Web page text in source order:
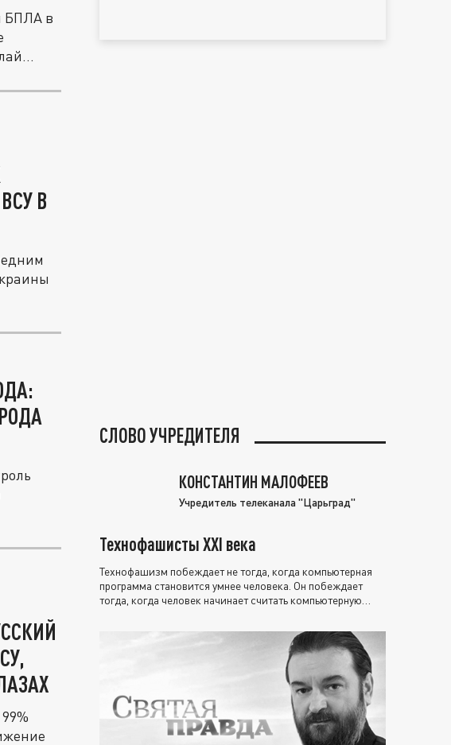
БПЛА в
В
СЛОВО УЧРЕДИТЕЛЯ
КОНСТАНТИН МАЛОФЕЕВ
Учредитель телеканала "Царьград"
Технофашисты XXI века
Технофашизм побеждает не тогда, когда компьютерная
программа становится умнее человека. Он побеждает
тогда, когда человек начинает считать компьютерную